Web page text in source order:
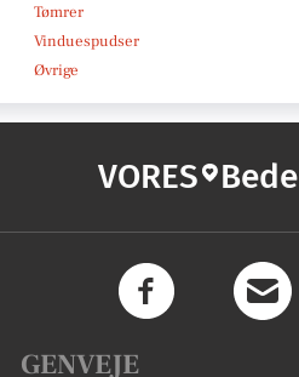
Tømrer
Vinduespudser
Øvrige
VORES
GENVEJE